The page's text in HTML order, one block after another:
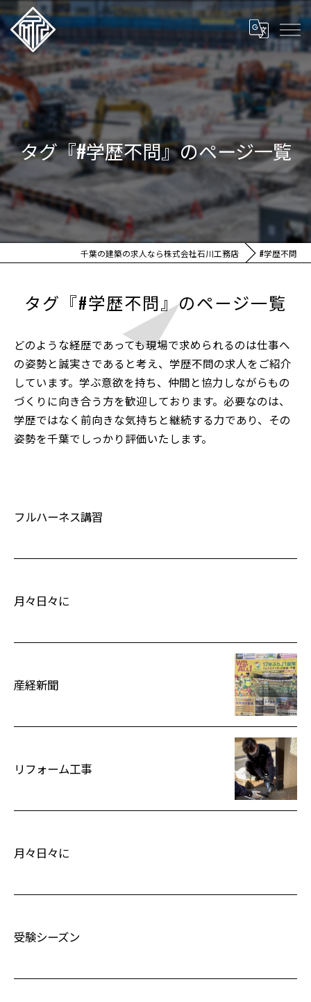
タグ『#学歴不問』のページ一覧
千葉の建築の求人なら株式会社石川工務店 #学歴不問
タグ『#学歴不問』のページ一覧
どのような経歴であっても現場で求められるのは仕事へ
の姿勢と誠実さであると考え、学歴不問の求人をご紹介
しています。学ぶ意欲を持ち、仲間と協力しながらもの
づくりに向き合う方を歓迎しております。必要なのは、
学歴ではなく前向きな気持ちと継続する力であり、その
姿勢を千葉でしっかり評価いたします。
フルハーネス講習
月々日々に
産経新聞
リフォーム工事
月々日々に
受験シーズン